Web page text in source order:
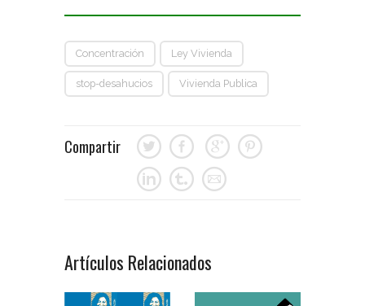
Concentración Ley Vivienda
stop-desahucios Vivienda Publica
Compartir
Artículos Relacionados